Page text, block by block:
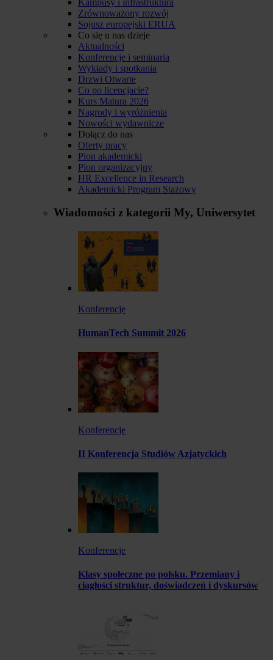
Zrównoważony rozwój
Sojusz europejski ERUA
Co się u nas dzieje
Aktualności
Konferencje i seminaria
Wykłady i spotkania
Drzwi Otwarte
Co po licencjacie?
Kurs Matura 2026
Nagrody i wyróżnienia
Nowości wydawnicze
Dołącz do nas
Oferty pracy
Pion akademicki
Pion organizacyjny
HR Excellence in Research
Akademicki Program Stażowy
Wiadomości z kategorii My, Uniwersytet
Konferencje
HumanTech Summit 2026
Konferencje
II Konferencja Studiów Azjatyckich
Konferencje
Klasy społeczne po polsku. Przemiany i
ciągłości struktur, doświadczeń i dyskursów